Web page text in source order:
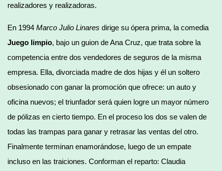
realizadores y realizadoras.
En 1994 Marco Julio Linares dirige su ópera prima, la comedia
Juego limpio, bajo un guion de Ana Cruz, que trata sobre la
competencia entre dos vendedores de seguros de la misma
empresa. Ella, divorciada madre de dos hijas y él un soltero
obsesionado con ganar la promoción que ofrece: un auto y
oficina nuevos; el triunfador será quien logre un mayor número
de pólizas en cierto tiempo. En el proceso los dos se valen de
todas las trampas para ganar y retrasar las ventas del otro.
Finalmente terminan enamorándose, luego de un empate
incluso en las traiciones. Conforman el reparto: Claudia